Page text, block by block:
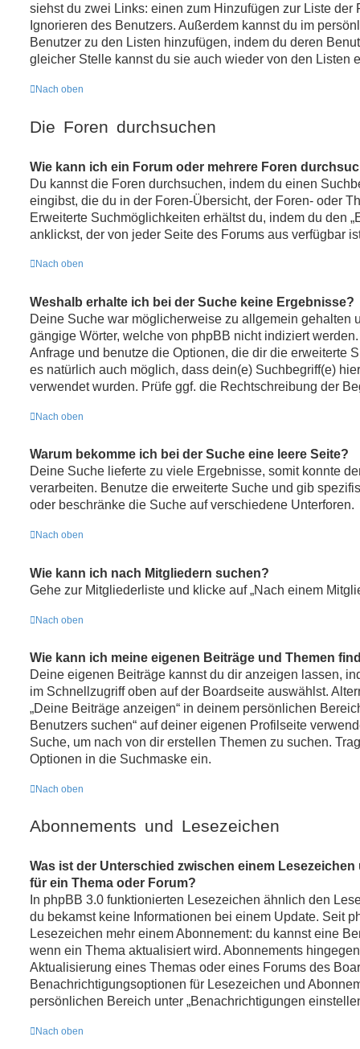
siehst du zwei Links: einen zum Hinzufügen zur Liste der
Ignorieren des Benutzers. Außerdem kannst du im
Benutzer zu den Listen hinzufügen, indem du deren
gleicher Stelle kannst du sie auch wieder von den Listen
Nach oben
Die Foren durchsuchen
Wie kann ich ein Forum oder mehrere Foren
Du kannst die Foren durchsuchen, indem du einen
eingibst, die du in der Foren-Übersicht, der Foren- oder
Erweiterte Suchmöglichkeiten erhältst du, indem du den
anklickst, der von jeder Seite des Forums aus verfügbar
Nach oben
Weshalb erhalte ich bei der Suche keine Ergebnisse?
Deine Suche war möglicherweise zu allgemein gehalten
gängige Wörter, welche von phpBB nicht indiziert
Anfrage und benutze die Optionen, die dir die erweiterte
es natürlich auch möglich, dass dein(e) Suchbegriff(e)
verwendet wurden. Prüfe ggf. die Rechtschreibung der
Nach oben
Warum bekomme ich bei der Suche eine leere Seite?
Deine Suche lieferte zu viele Ergebnisse, somit konnte
verarbeiten. Benutze die erweiterte Suche und gib
oder beschränke die Suche auf verschiedene Unterforen.
Nach oben
Wie kann ich nach Mitgliedern suchen?
Gehe zur Mitgliederliste und klicke auf „Nach einem
Nach oben
Wie kann ich meine eigenen Beiträge und Themen
Deine eigenen Beiträge kannst du dir anzeigen lassen,
im Schnellzugriff oben auf der Boardseite auswählst.
„Deine Beiträge anzeigen“ in deinem persönlichen
Benutzers suchen“ auf deiner eigenen Profilseite
Suche, um nach von dir erstellen Themen zu suchen.
Optionen in die Suchmaske ein.
Nach oben
Abonnements und Lesezeichen
Was ist der Unterschied zwischen einem
für ein Thema oder Forum?
In phpBB 3.0 funktionierten Lesezeichen ähnlich den
du bekamst keine Informationen bei einem Update. Seit
Lesezeichen mehr einem Abonnement: du kannst eine
wenn ein Thema aktualisiert wird. Abonnements
Aktualisierung eines Themas oder eines Forums des
Benachrichtigungsoptionen für Lesezeichen und
persönlichen Bereich unter „Benachrichtigungen
Nach oben